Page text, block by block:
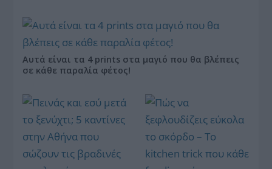
Αυτά είναι τα 4 prints στα μαγιό που θα βλέπεις
σε κάθε παραλία φέτος!